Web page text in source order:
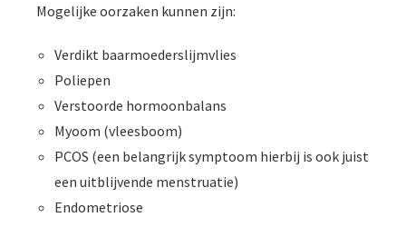
Mogelijke oorzaken kunnen zijn:
Verdikt baarmoederslijmvlies
Poliepen
Verstoorde hormoonbalans
Myoom (vleesboom)
PCOS (een belangrijk symptoom hierbij is ook juist
een uitblijvende menstruatie)
Endometriose